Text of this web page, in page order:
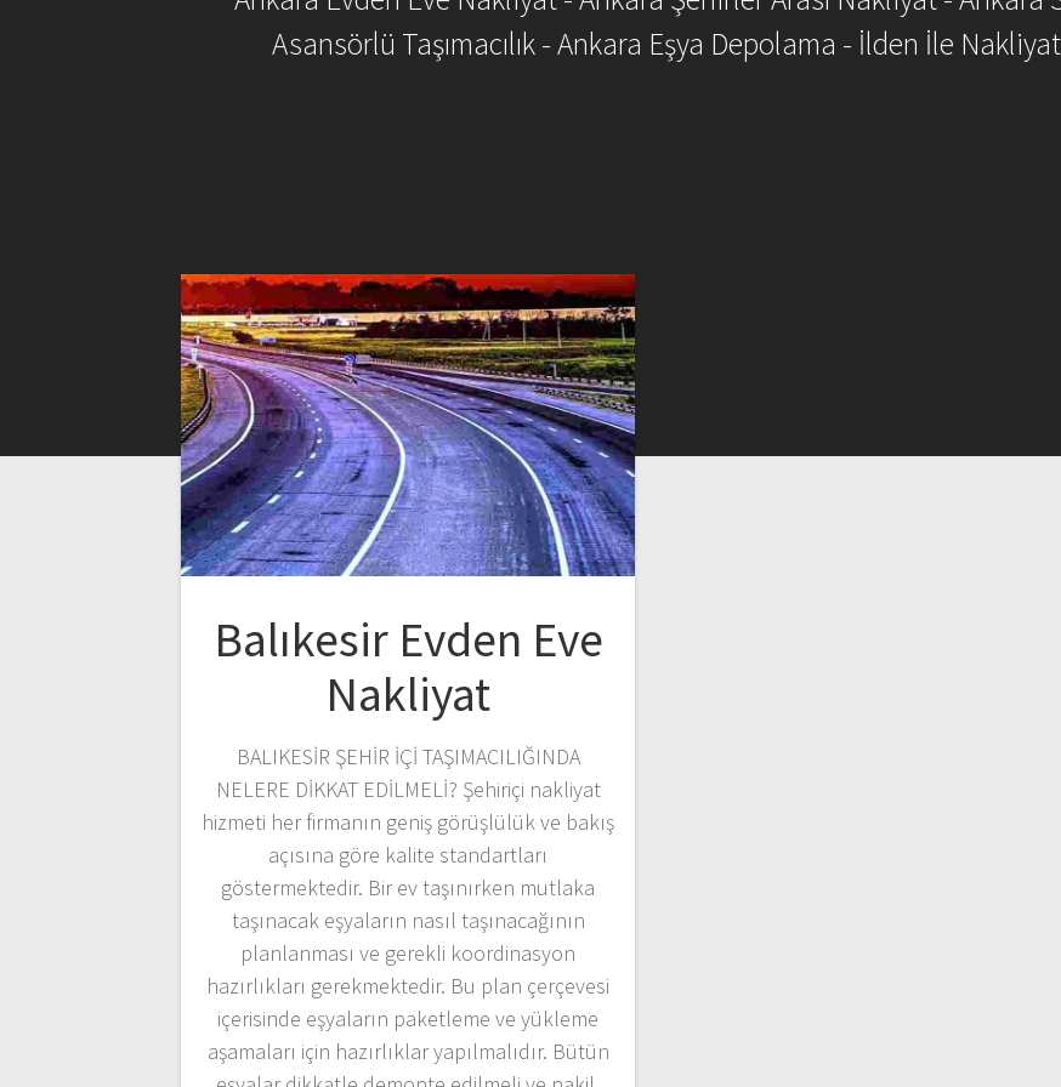
Asansörlü Taşımacılık - Ankara Eşya Depolama - İlden İle
Balıkesir Evden Eve
Nakliyat
BALIKESİR ŞEHİR İÇİ TAŞIMACILIĞINDA
NELERE DİKKAT EDİLMELİ? Şehiriçi nakliyat
hizmeti her firmanın geniş görüşlülük ve bakış
açısına göre kalite standartları
göstermektedir. Bir ev taşınırken mutlaka
taşınacak eşyaların nasıl taşınacağının
planlanması ve gerekli koordinasyon
hazırlıkları gerekmektedir. Bu plan çerçevesi
içerisinde eşyaların paketleme ve yükleme
aşamaları için hazırlıklar yapılmalıdır. Bütün